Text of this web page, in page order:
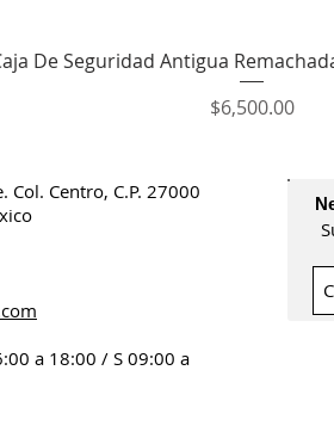
Vista rápida
De Seguridad Antigua
Precio
$6,500.00
Col. Centro, C.P. 27000
a 18:00 /S 09:00 a